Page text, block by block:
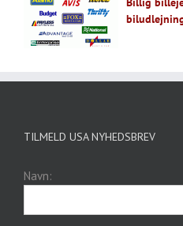
TILMELD USA NYHEDSBREV
Navn: